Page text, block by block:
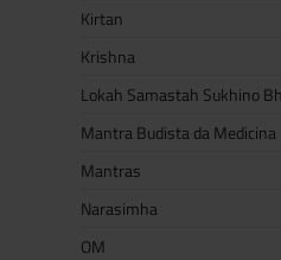
Kirtan
Krishna
Lokah Samastah Sukhino
Mantra Budista da Medicina
Mantras
Narasimha
OM